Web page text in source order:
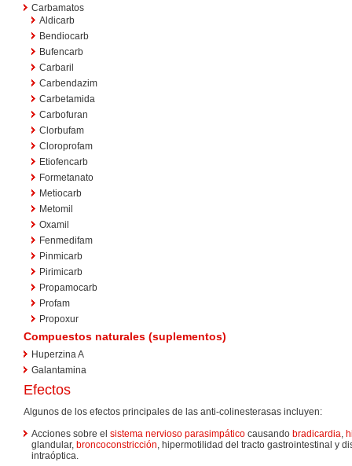
Carbamatos
Aldicarb
Bendiocarb
Bufencarb
Carbaril
Carbendazim
Carbetamida
Carbofuran
Clorbufam
Cloroprofam
Etiofencarb
Formetanato
Metiocarb
Metomil
Oxamil
Fenmedifam
Pinmicarb
Pirimicarb
Propamocarb
Profam
Propoxur
Compuestos naturales (suplementos)
Huperzina A
Galantamina
Efectos
Algunos de los efectos principales de las anti-colinesterasas incluyen:
Acciones sobre el sistema nervioso parasimpático causando bradicardia,
glandular, broncoconstricción, hipermotilidad del tracto gastrointestinal y
intraóptica.